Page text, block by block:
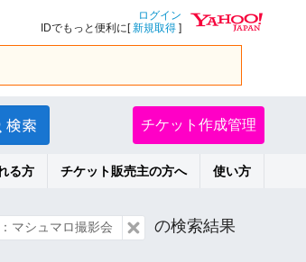
ログイン
IDでもっと便利に[新規取得 ]
チケット作成管理
る方 チケット販売主の方へ 使い方
マシュマロ撮影会 の検索結果